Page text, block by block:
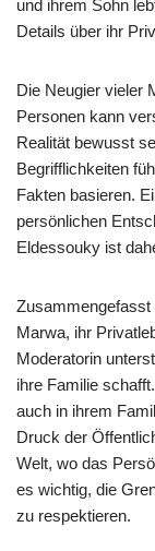
und ihrem Sohn
Details über ihr
Die Neugier vieler
Personen kann
Realität bewusst
Begrifflichkeiten
Fakten basieren.
persönlichen
Eldessouky ist
Marwa, ihr
Moderatorin
ihre Familie
auch in ihrem
Druck der
Welt, wo das
es wichtig, die
zu respektieren.